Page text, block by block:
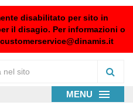
disabilitato per sito in
il disagio. Per informazioni o
customerservice@dinamis.it
MENU